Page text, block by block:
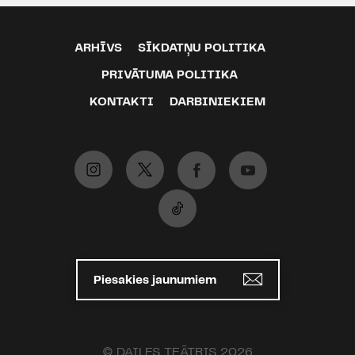
Dailes teātris
https://ej.uz/3tme
13.03.2019 11:42
Aiga Bernsone virtuālajā grupā
#Skatītājs vērtē:https://ej.uz/y79x
ARHĪVS SĪKDATŅU POLITIKA
PRIVĀTUMA POLITIKA
KONTAKTI DARBINIEKIEM
Piesakies jaunumiem
© DAILES TEĀTRIS 2026